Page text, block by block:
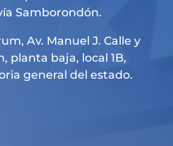
Samborondón.
Av. Manuel J. Calle y
planta baja, local 1B,
general del estado.